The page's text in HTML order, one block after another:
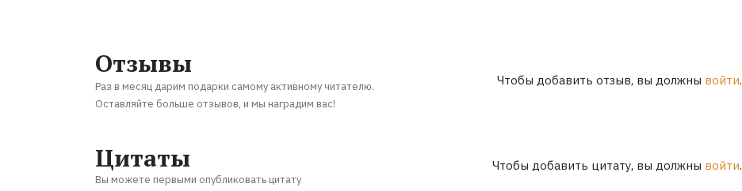
Отзывы
Раз в месяц дарим подарки самому активному читателю.
Оставляйте больше отзывов, и мы наградим вас!
Чтобы добавить отзыв, вы должны войти.
Цитаты
Вы можете первыми опубликовать цитату
Чтобы добавить цитату, вы должны войти.